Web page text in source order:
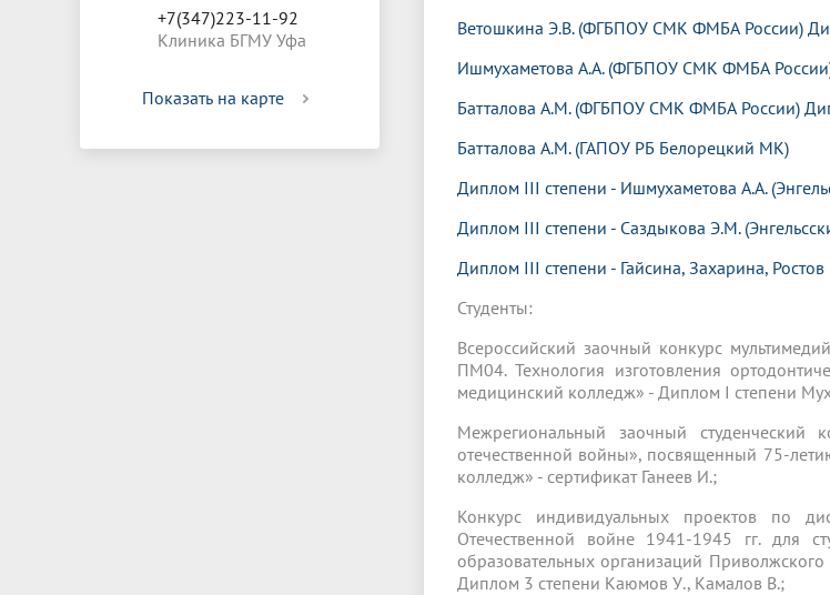
+7(347)223-11-92
Клиника БГМУ Уфа
Показать на карте
Ветошкина Э.В. (ФГБПОУ СМК ФМБА России)
Ишмухаметова А.А. (ФГБПОУ СМК ФМБА
Батталова А.М. (ФГБПОУ СМК ФМБА России)
Батталова А.М. (ГАПОУ РБ Белорецкий МК)
Диплом III степени - Ишмухаметова А.А.
Диплом III степени - Саздыкова Э.М.
Диплом III степени - Гайсина, Захарина,
Студенты:
Всероссийский заочный конкурс
ПМ04. Технология изготовления
медицинский колледж» - Диплом I степени
Межрегиональный заочный студенческий
отечественной войны», посвященный 75-
колледж» - сертификат Ганеев И.;
Конкурс индивидуальных проектов по
Отечественной войне 1941-1945 гг. для
образовательных организаций
Диплом 3 степени Каюмов У., Камалов В.;